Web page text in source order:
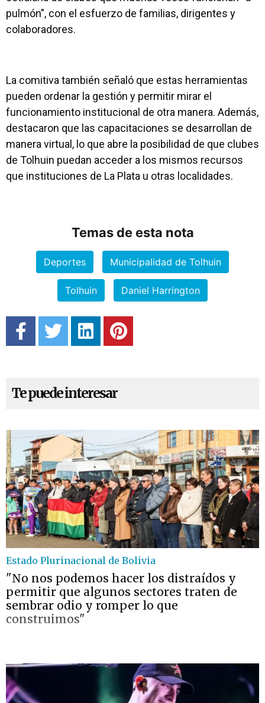
pulmón”, con el esfuerzo de familias, dirigentes y
colaboradores.
La comitiva también señaló que estas herramientas
pueden ordenar la gestión y permitir mirar el
funcionamiento institucional de otra manera. Además,
destacaron que las capacitaciones se desarrollan de
manera virtual, lo que abre la posibilidad de que clubes
de Tolhuin puedan acceder a los mismos recursos
que instituciones de La Plata u otras localidades.
Temas de esta nota
Deportes Municipalidad de Tolhuin
Tolhuin Daniel Harrington
Te puede interesar
Estado Plurinacional de Bolivia
"No nos podemos hacer los distraídos y
permitir que algunos sectores traten de
sembrar odio y romper lo que
construimos"